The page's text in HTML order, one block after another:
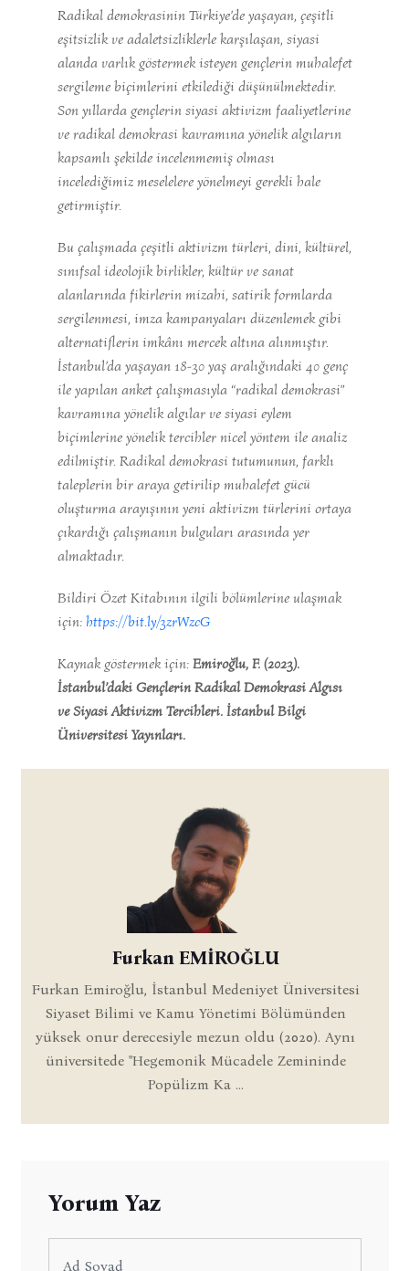
Radikal demokrasinin Türkiye’de yaşayan, çeşitli
eşitsizlik ve adaletsizliklerle karşılaşan, siyasi
alanda varlık göstermek isteyen gençlerin muhalefet
sergileme biçimlerini etkilediği düşünülmektedir.
Son yıllarda gençlerin siyasi aktivizm faaliyetlerine
ve radikal demokrasi kavramına yönelik algıların
kapsamlı şekilde incelenmemiş olması
incelediğimiz meselelere yönelmeyi gerekli hale
getirmiştir.
Bu çalışmada çeşitli aktivizm türleri, dini, kültürel,
sınıfsal ideolojik birlikler, kültür ve sanat
alanlarında fikirlerin mizahi, satirik formlarda
sergilenmesi, imza kampanyaları düzenlemek gibi
alternatiflerin imkânı mercek altına alınmıştır.
İstanbul’da yaşayan 18-30 yaş aralığındaki 40 genç
ile yapılan anket çalışmasıyla “radikal demokrasi”
kavramına yönelik algılar ve siyasi eylem
biçimlerine yönelik tercihler nicel yöntem ile analiz
edilmiştir. Radikal demokrasi tutumunun, farklı
taleplerin bir araya getirilip muhalefet gücü
oluşturma arayışının yeni aktivizm türlerini ortaya
çıkardığı çalışmanın bulguları arasında yer
almaktadır.
Bildiri Özet Kitabının ilgili bölümlerine ulaşmak
için: https://bit.ly/3zrWzcG
Kaynak göstermek için: Emiroğlu, F. (2023).
İstanbul’daki Gençlerin Radikal Demokrasi Algısı
ve Siyasi Aktivizm Tercihleri. İstanbul Bilgi
Üniversitesi Yayınları.
Furkan EMİROĞLU
Furkan Emiroğlu, İstanbul Medeniyet Üniversitesi
Siyaset Bilimi ve Kamu Yönetimi Bölümünden
yüksek onur derecesiyle mezun oldu (2020). Aynı
üniversitede "Hegemonik Mücadele Zemininde
Popülizm Ka ...
Yorum Yaz